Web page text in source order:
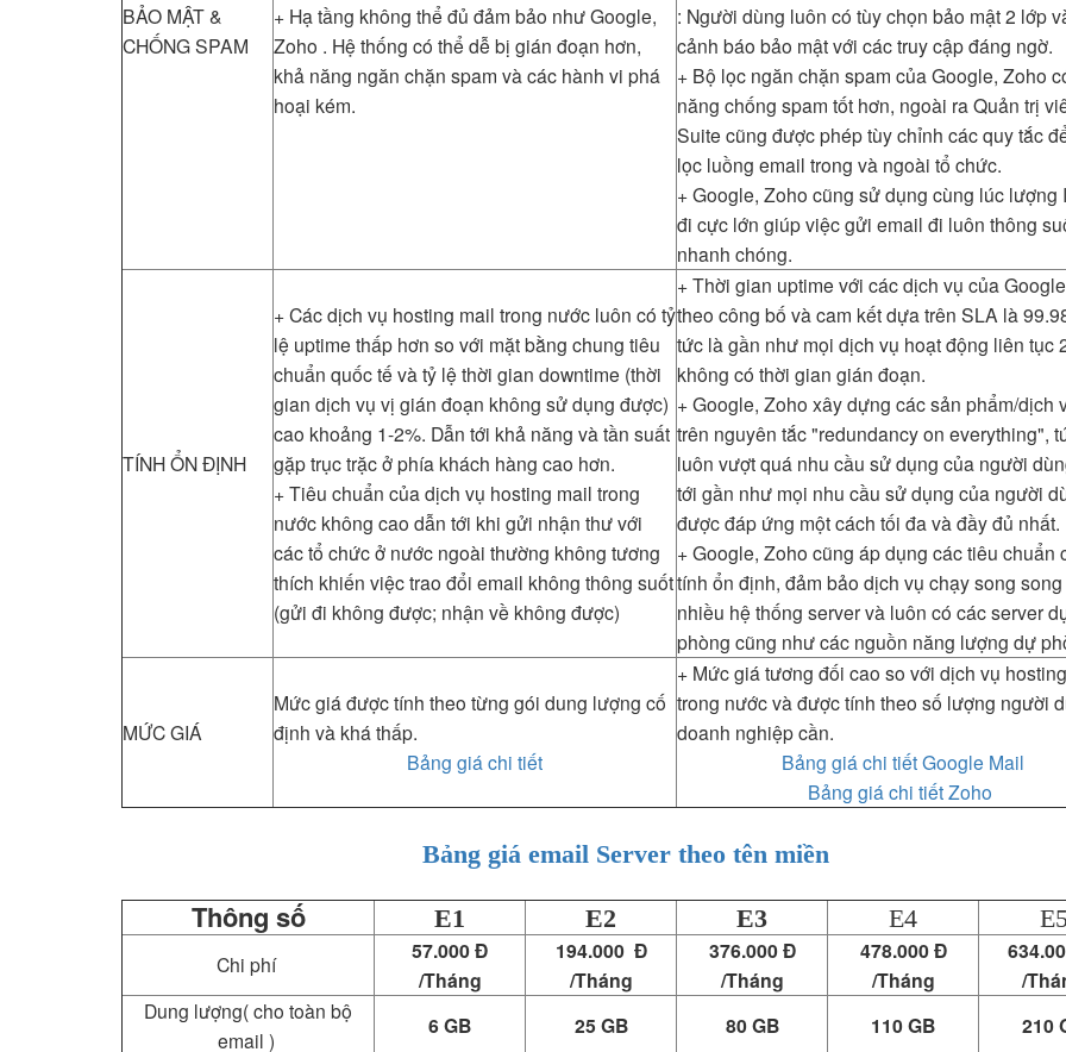
BẢO MẬT &
CHỐNG SPAM
+ Hạ tầng không thể đủ đảm bảo như Google,
Zoho . Hệ thống có thể dễ bị gián đoạn hơn,
khả năng ngăn chặn spam và các hành vi phá
hoại kém.
: Người dùng luôn có tùy chọn bảo mật 2 lớp
cảnh báo bảo mật với các truy cập đáng ngờ.
+ Bộ lọc ngăn chặn spam của Google, Zoho
năng chống spam tốt hơn, ngoài ra Quản trị
Suite cũng được phép tùy chỉnh các quy tắc
lọc luồng email trong và ngoài tổ chức.
+ Google, Zoho cũng sử dụng cùng lúc lượng
đi cực lớn giúp việc gửi email đi luôn thông
nhanh chóng.
TÍNH ỔN ĐỊNH
+ Các dịch vụ hosting mail trong nước luôn có tỷ
lệ uptime thấp hơn so với mặt bằng chung tiêu
chuẩn quốc tế và tỷ lệ thời gian downtime (thời
gian dịch vụ vị gián đoạn không sử dụng được)
cao khoảng 1-2%. Dẫn tới khả năng và tần suất
gặp trục trặc ở phía khách hàng cao hơn.
+ Tiêu chuẩn của dịch vụ hosting mail trong
nước không cao dẫn tới khi gửi nhận thư với
các tổ chức ở nước ngoài thường không tương
thích khiến việc trao đổi email không thông suốt
(gửi đi không được; nhận về không được)
+ Thời gian uptime với các dịch vụ của
theo công bố và cam kết dựa trên SLA là
tức là gần như mọi dịch vụ hoạt động liên tục
không có thời gian gián đoạn.
+ Google, Zoho xây dựng các sản phẩm/dịch
trên nguyên tắc "redundancy on everything",
luôn vượt quá nhu cầu sử dụng của người
tới gần như mọi nhu cầu sử dụng của người
được đáp ứng một cách tối đa và đầy đủ nhất.
+ Google, Zoho cũng áp dụng các tiêu chuẩn
tính ổn định, đảm bảo dịch vụ chạy song
nhiều hệ thống server và luôn có các server
phòng cũng như các nguồn năng lượng dự
MỨC GIÁ
Mức giá được tính theo từng gói dung lượng cố
định và khá thấp.
Bảng giá chi tiết
+ Mức giá tương đối cao so với dịch vụ
trong nước và được tính theo số lượng người
doanh nghiệp cần.
Bảng giá chi tiết Google Mail
Bảng giá chi tiết Zoho
Bảng giá email Server theo tên miền
Thông số E1 E2 E3 E4 E5
Chi phí
57.000 Đ
/Tháng
194.000 Đ
/Tháng
376.000 Đ
/Tháng
478.000 Đ
/Tháng
/
Dung lượng( cho toàn bộ
email )
6 GB 25 GB 80 GB 110 GB 210